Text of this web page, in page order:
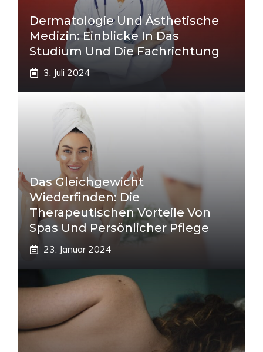
Dermatologie Und Ästhetische
Medizin: Einblicke In Das
Studium Und Die Fachrichtung
3. Juli 2024
Das Gleichgewicht
Wiederfinden: Die
Therapeutischen Vorteile Von
Spas Und Persönlicher Pflege
23. Januar 2024